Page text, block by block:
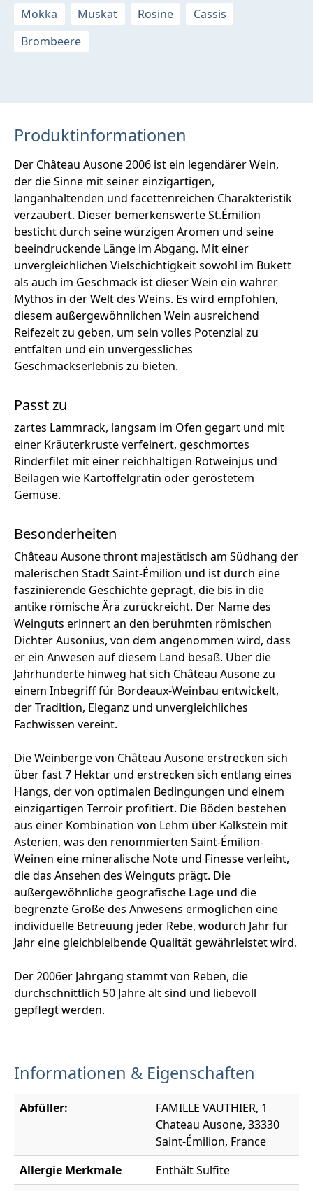
Mokka
Muskat Rosine
Cassis
Brombeere
Produktinformationen
Der Château Ausone 2006 ist ein legendärer Wein,
der die Sinne mit seiner einzigartigen,
langanhaltenden und facettenreichen Charakteristik
verzaubert. Dieser bemerkenswerte St.Émilion
besticht durch seine würzigen Aromen und seine
beeindruckende Länge im Abgang. Mit einer
unvergleichlichen Vielschichtigkeit sowohl im Bukett
als auch im Geschmack ist dieser Wein ein wahrer
Mythos in der Welt des Weins. Es wird empfohlen,
diesem außergewöhnlichen Wein ausreichend
Reifezeit zu geben, um sein volles Potenzial zu
entfalten und ein unvergessliches
Geschmackserlebnis zu bieten.
Passt zu
zartes Lammrack, langsam im Ofen gegart und mit
einer Kräuterkruste verfeinert, geschmortes
Rinderfilet mit einer reichhaltigen Rotweinjus und
Beilagen wie Kartoffelgratin oder geröstetem
Gemüse.
Besonderheiten
Château Ausone thront majestätisch am Südhang der
malerischen Stadt Saint-Émilion und ist durch eine
faszinierende Geschichte geprägt, die bis in die
antike römische Ära zurückreicht. Der Name des
Weinguts erinnert an den berühmten römischen
Dichter Ausonius, von dem angenommen wird, dass
er ein Anwesen auf diesem Land besaß. Über die
Jahrhunderte hinweg hat sich Château Ausone zu
einem Inbegriff für Bordeaux-Weinbau entwickelt,
der Tradition, Eleganz und unvergleichliches
Fachwissen vereint.
Die Weinberge von Château Ausone erstrecken sich
über fast 7 Hektar und erstrecken sich entlang eines
Hangs, der von optimalen Bedingungen und einem
einzigartigen Terroir profitiert. Die Böden bestehen
aus einer Kombination von Lehm über Kalkstein mit
Asterien, was den renommierten Saint-Émilion-
Weinen eine mineralische Note und Finesse verleiht,
die das Ansehen des Weinguts prägt. Die
außergewöhnliche geografische Lage und die
begrenzte Größe des Anwesens ermöglichen eine
individuelle Betreuung jeder Rebe, wodurch Jahr für
Jahr eine gleichbleibende Qualität gewährleistet wird.
Der 2006er Jahrgang stammt von Reben, die
durchschnittlich 50 Jahre alt sind und liebevoll
gepflegt werden.
Informationen & Eigenschaften
Abfüller:
FAMILLE VAUTHIER, 1
Chateau Ausone, 33330
Saint-Émilion, France
Allergie Merkmale
Enthält Sulfite